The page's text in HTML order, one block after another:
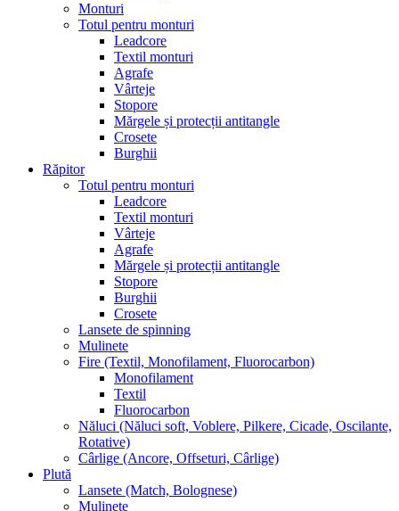
Monturi
Totul pentru monturi
Leadcore
Textil monturi
Agrafe
Vârteje
Stopore
Mărgele și protecții antitangle
Crosete
Burghii
Răpitor
Totul pentru monturi
Leadcore
Textil monturi
Vârteje
Agrafe
Mărgele și protecții antitangle
Stopore
Burghii
Crosete
Lansete de spinning
Mulinete
Fire (Textil, Monofilament, Fluorocarbon)
Monofilament
Textil
Fluorocarbon
Năluci (Năluci soft, Voblere, Pilkere, Cicade, Oscilante,
Rotative)
Cârlige (Ancore, Offseturi, Cârlige)
Plută
Lansete (Match, Bolognese)
Mulinete